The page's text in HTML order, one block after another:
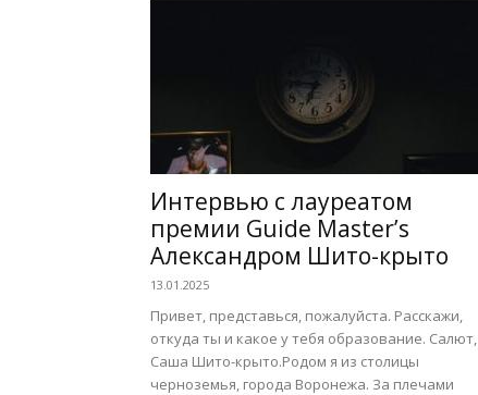
Интервью с лауреатом
премии Guide Master’s
Александром Шито-крыто
13.01.2025
Привет, представься, пожалуйста. Расскажи,
откуда ты и какое у тебя образование. Салют,
Саша Шито-крыто.Родом я из столицы
черноземья, города Воронежа. За плечами